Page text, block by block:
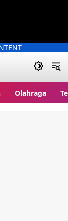
Olahraga